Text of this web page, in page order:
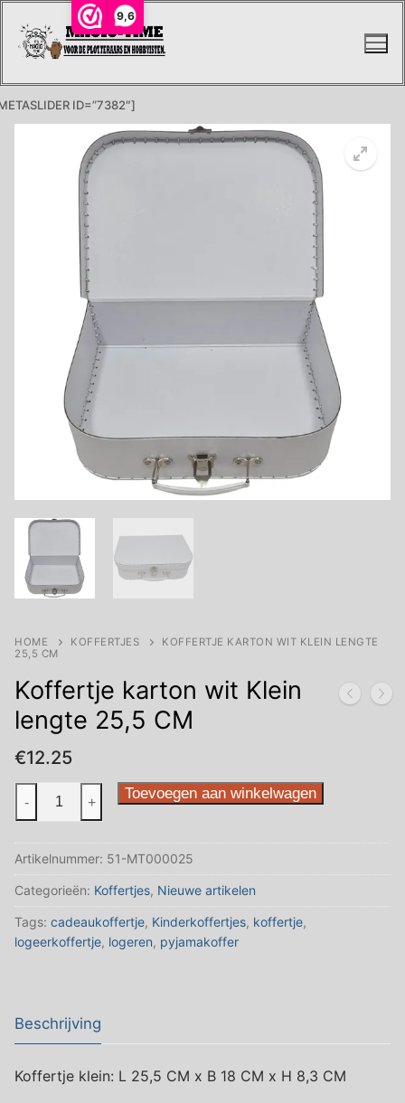
9,6
naar
ID=”7382″]
HOME KOFFERTJES
KOFFERTJE KARTON WIT KLEIN LENGTE
25,5 CM
Koffertje karton wit Klein
lengte 25,5 CM
€12.25
Koffertje
karton
Klein
lengte
CM
aantal
- + Toevoegen aan winkelwagen
Artikelnummer: 51-MT000025
Categorieën: Koffertjes, Nieuwe artikelen
Tags: cadeaukoffertje, Kinderkoffertjes, koffertje,
logeerkoffertje, logeren, pyjamakoffer
Beschrijving
Koffertje klein: L 25,5 CM x B 18 CM x H 8,3 CM